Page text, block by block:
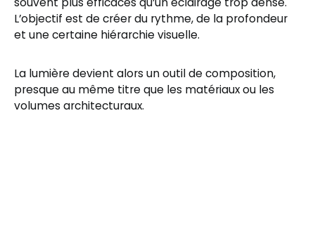
L’objectif est de créer du rythme, de la profondeur
et une certaine hiérarchie visuelle.
La lumière devient alors un outil de composition,
presque au même titre que les matériaux ou les
volumes architecturaux.